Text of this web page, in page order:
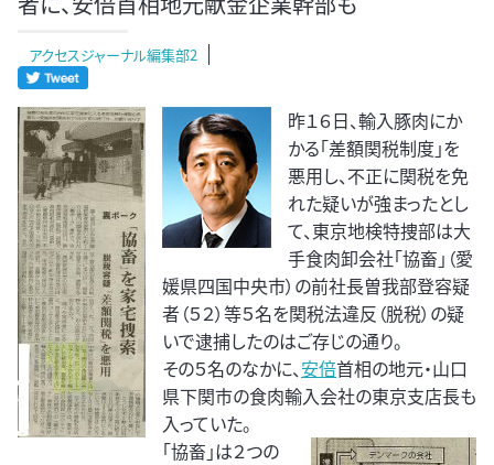
アクセスジャーナル編集部2
昨１６日、輸入豚肉にか
かる「差額関税制度」を
悪用し、不正に関税を免
れた疑いが強まったとし
て、東京地検特捜部は大
手食肉卸会社「協畜」（愛
媛県四国中央市）の前社長曽我部登容疑
者（５２）等５名を関税法違反（脱税）の疑
いで逮捕したのはご存じの通り。
その５名のなかに、安倍首相の地元・山口
県下関市の食肉輸入会社の東京支店長も
入っていた。
「協畜」は２つの